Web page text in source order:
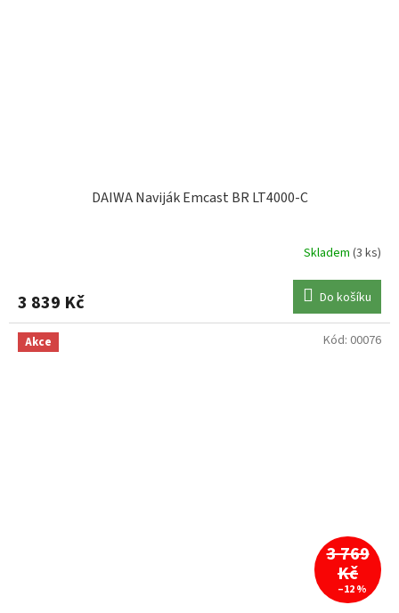
DAIWA Naviják Emcast BR LT4000-C
Skladem (3 ks)
3 839 Kč Do košíku
Akce
3 769
Kč
–12 %
Kód: 00076